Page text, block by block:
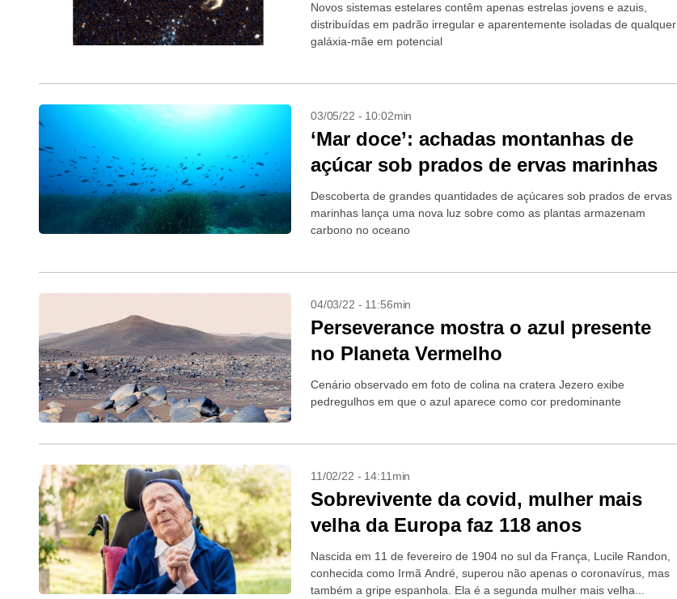
Novos sistemas estelares contêm apenas estrelas jovens e azuis,
distribuídas em padrão irregular e aparentemente isoladas de qualquer
galáxia-mãe em potencial
03/05/22 - 10:02min
‘Mar doce’: achadas montanhas de
açúcar sob prados de ervas marinhas
Descoberta de grandes quantidades de açúcares sob prados de ervas
marinhas lança uma nova luz sobre como as plantas armazenam
carbono no oceano
04/03/22 - 11:56min
Perseverance mostra o azul presente
no Planeta Vermelho
Cenário observado em foto de colina na cratera Jezero exibe
pedregulhos em que o azul aparece como cor predominante
11/02/22 - 14:11min
Sobrevivente da covid, mulher mais
velha da Europa faz 118 anos
Nascida em 11 de fevereiro de 1904 no sul da França, Lucile Randon,
conhecida como Irmã André, superou não apenas o coronavírus, mas
também a gripe espanhola. Ela é a segunda mulher mais velha...